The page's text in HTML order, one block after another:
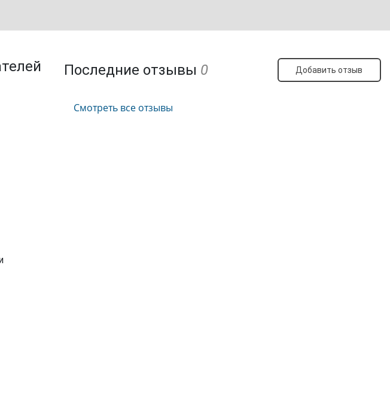
Последние отзывы 0 Добавить отзыв
Смотреть все отзывы